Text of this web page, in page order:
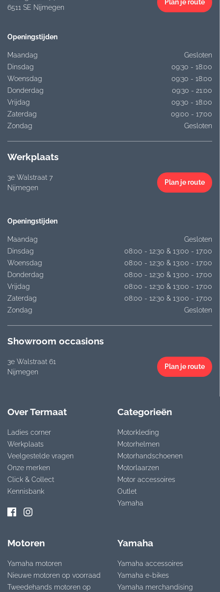
6511 SE Nijmegen
Plan je route
Openingstijden
Maandag
Gesloten
Dinsdag
09:30 - 18:00
Woensdag
09:30 - 18:00
Donderdag
09:30 - 21:00
Vrijdag
09:30 - 18:00
Zaterdag
09:00 - 17:00
Zondag
Gesloten
Werkplaats
3e Walstraat 7
Nijmegen
Plan je route
Openingstijden
Maandag
Gesloten
Dinsdag
08:00 - 12:30 & 13:00 - 17:00
Woensdag
08:00 - 12:30 & 13:00 - 17:00
Donderdag
08:00 - 12:30 & 13:00 - 17:00
Vrijdag
08:00 - 12:30 & 13:00 - 17:00
Zaterdag
08:00 - 12:30 & 13:00 - 17:00
Zondag
Gesloten
Showroom occasions
3e Walstraat 61
Nijmegen
Plan je route
Over Termaat
Ladies corner
Werkplaats
Veelgestelde vragen
Onze merken
Click & Collect
Kennisbank
Categorieën
Motorkleding
Motorhelmen
Motorhandschoenen
Motorlaarzen
Motor accessoires
Outlet
Yamaha
Motoren
Yamaha motoren
Nieuwe motoren op voorraad
Tweedehands motoren op
Yamaha
Yamaha accessoires
Yamaha e-bikes
Yamaha merchandising